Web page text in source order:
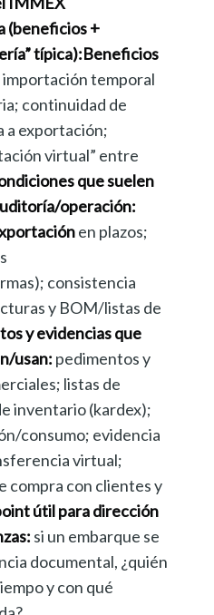
(beneficios +
típica):Beneficios
importación temporal
continuidad de
a exportación;
virtual” entre
que suelen
operación:
en plazos;
consistencia
y BOM/listas de
y evidencias que
usan: pedimentos y
listas de
inventario (kardex);
consumo; evidencia
virtual;
compra con clientes y
útil para dirección
si un embarque se
documental, ¿quién
y con qué